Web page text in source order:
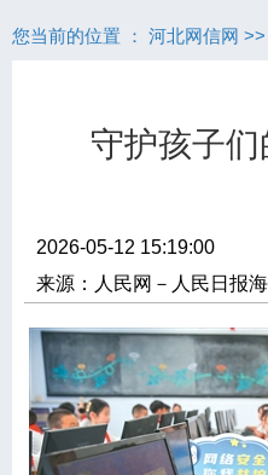
您当前的位置 ： 河北网信网 >>
守护孩子们
2026-05-12 15:19:00
来源：人民网－人民日报